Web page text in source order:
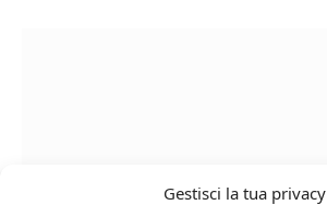
Gestisci la tua privacy